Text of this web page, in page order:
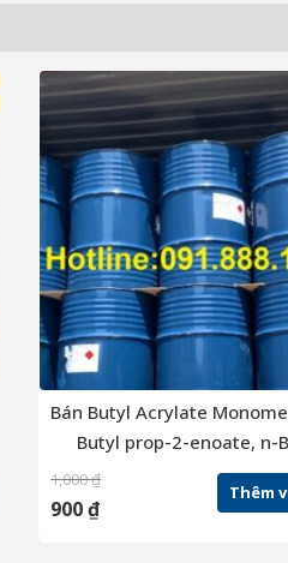
Bán Butyl Acrylate
Butyl prop-2-enoate, n-
acrylate, Butyl-2-
1,000₫
900₫
Thêm